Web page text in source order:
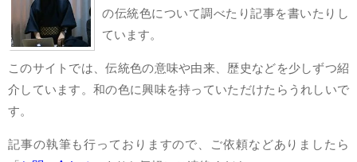
の伝統色について調べたり記事を書いたりし
ています。
このサイトでは、伝統色の意味や由来、歴史などを少しずつ紹
介しています。和の色に興味を持っていただけたらうれしいで
す。
記事の執筆も行っておりますので、ご依頼などありましたら